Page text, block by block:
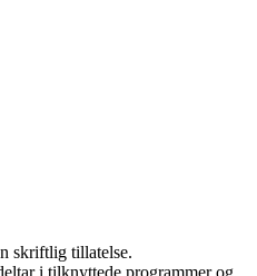
skriftlig tillatelse.